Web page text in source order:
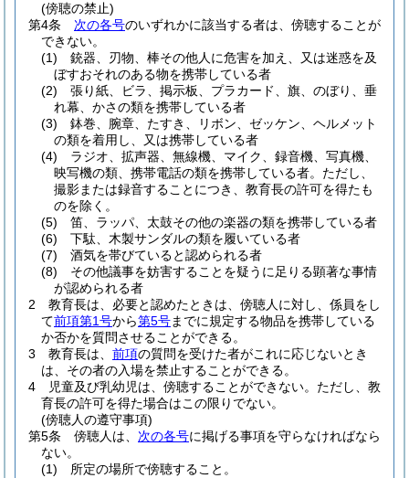
(傍聴の禁止)
第4条
次の各号のいずれかに該当する者は、傍聴することが
できない。
(1)
銃器、刃物、棒その他人に危害を加え、又は迷惑を及
ぼすおそれのある物を携帯している者
(2)
張り紙、ビラ、掲示板、プラカード、旗、のぼり、垂
れ幕、かさの類を携帯している者
(3)
鉢巻、腕章、たすき、リボン、ゼッケン、ヘルメット
の類を着用し、又は携帯している者
(4)
ラジオ、拡声器、無線機、マイク、録音機、写真機、
映写機の類、携帯電話の類を携帯している者。 ただし、
撮影または録音することにつき、教育長の許可を得たも
のを除く。
(5)
笛、ラッパ、太鼓その他の楽器の類を携帯している者
(6)
下駄、木製サンダルの類を履いている者
(7)
酒気を帯びていると認められる者
(8)
その他議事を妨害することを疑うに足りる顕著な事情
が認められる者
2
教育長は、必要と認めたときは、傍聴人に対し、係員をし
て前項第1号から第5号までに規定する物品を携帯している
か否かを質問させることができる。
3
教育長は、 前項の質問を受けた者がこれに応じないとき
は、その者の入場を禁止することができる。
4
児童及び乳幼児は、傍聴することができない。 ただし、教
育長の許可を得た場合はこの限りでない。
(傍聴人の遵守事項)
第5条
傍聴人は、 次の各号に掲げる事項を守らなければなら
ない。
(1)
所定の場所で傍聴すること。